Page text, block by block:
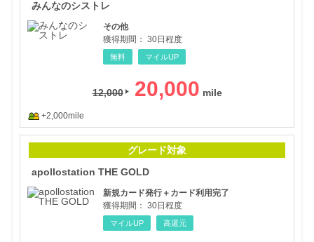
みんなのシストレ
その他
獲得期間： 30日程度
無料 マイルUP
12,000 20,000
+2,000mile
グレード対象
apollostation THE GOLD
新規カード発行＋カード利用完了
獲得期間： 30日程度
マイルUP 高還元